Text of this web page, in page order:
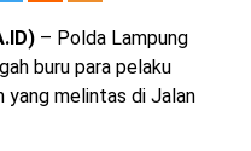
– Polda Lampung
buru para pelaku
yang melintas di Jalan